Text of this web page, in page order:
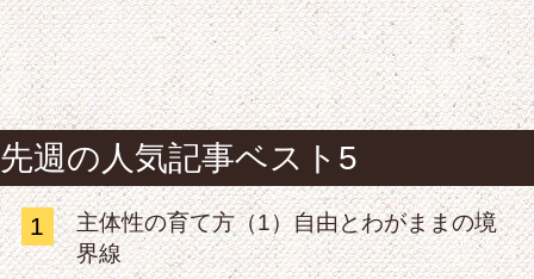
先週の人気記事ベスト5
1
主体性の育て方（1）自由とわがままの境
界線